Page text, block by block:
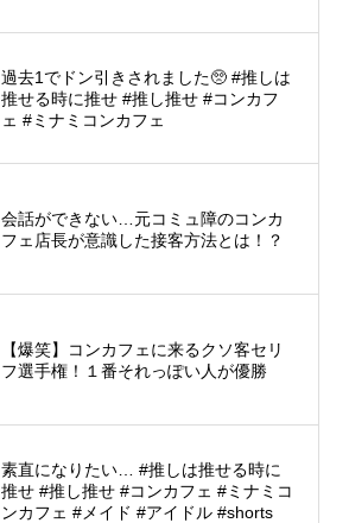
過去1でドン引きされました🥺 #推しは
推せる時に推せ #推し推せ #コンカフ
ェ #ミナミコンカフェ
会話ができない…元コミュ障のコンカ
フェ店長が意識した接客方法とは！？
【爆笑】コンカフェに来るクソ客セリ
フ選手権！１番それっぽい人が優勝
素直になりたい… #推しは推せる時に
推せ #推し推せ #コンカフェ #ミナミコ
ンカフェ #メイド #アイドル #shorts